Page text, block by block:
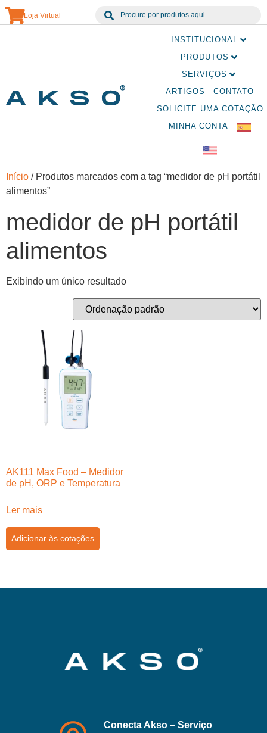
Loja Virtual
INSTITUCIONAL
PRODUTOS
SERVIÇOS
ARTIGOS
CONTATO
SOLICITE UMA COTAÇÃO
MINHA CONTA
Início / Produtos marcados com a tag “medidor de pH portátil
alimentos”
medidor de pH portátil
alimentos
Exibindo um único resultado
AK111 Max Food – Medidor
de pH, ORP e Temperatura
Ler mais
Adicionar às cotações
Conecta Akso – Serviço